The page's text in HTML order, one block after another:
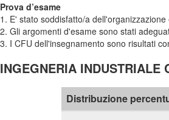
Prova d’esame
1. E' stato soddisfatto/a
2. Gli argomenti d'esame sono stati
3. I CFU dell'insegnamento sono risultati
INGEGNERIA INDUSTRIALE
Distribuzione